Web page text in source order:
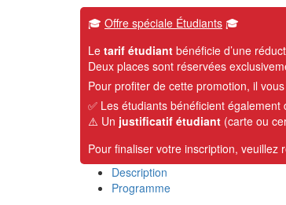
🎓 Offre spéciale Étudiants 🎓
Le tarif étudiant bénéficie d’une
Deux places sont réservées
Pour profiter de cette promotion, il
✅ Les étudiants bénéficient
⚠️ Un justificatif étudiant (carte ou
Pour finaliser votre inscription, veuillez
Description
Programme